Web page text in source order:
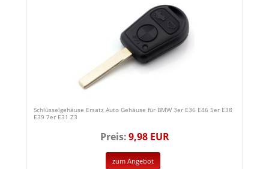
Schlüsselgehäuse Ersatz Auto Gehäuse für BMW 3er E36 E46 5er E38
E39 7er E31 Z3
Preis:9,98 EUR
zum Angebot